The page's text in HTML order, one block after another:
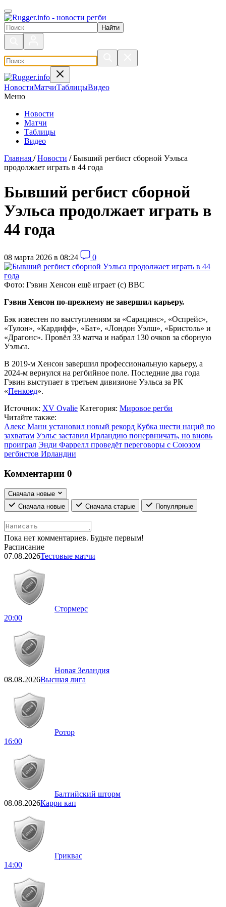
Поиск по сайту
НовостиМатчиТаблицыВидео
Меню
Новости
Матчи
Таблицы
Видео
Главная / Новости / Бывший регбист сборной Уэльса
продолжает играть в 44 года
Бывший регбист сборной
Уэльса продолжает играть в
44 года
08 марта 2026 в 08:24 0
Фото: Гэвин Хенсон ещё играет (c) BBC
Гэвин Хенсон по-прежнему не завершил карьеру.
Бэк известен по выступлениям за «Сарацинс», «Оспрейс»,
«Тулон», «Кардифф», «Бат», «Лондон Уэлш», «Бристоль» и
«Драгонс». Провёл 33 матча и набрал 130 очков за сборную
Уэльса.
В 2019-м Хенсон завершил профессиональную карьеру, а
2024-м вернулся на регбийное поле. Последние два года
Гэвин выступает в третьем дивизионе Уэльса за РК
«Пенкоед».
Источник: XV Ovalie Категория: Мировое регби
Читайте также:
Алекс Манн установил новый рекорд Кубка шести наций по
захватам Уэльс заставил Ирландию понервничать, но вновь
проиграл Энди Фаррелл проведёт переговоры с Союзом
регбистов Ирландии
Комментарии 0
Сначала новые
Сначала новые
Сначала старые Популярные
Пока нет комментариев. Будьте первым!
Расписание
07.08.2026Тестовые матчи
Стормерс
20:00
Новая Зеландия
08.08.2026Высшая лига
Ротор
16:00
Балтийский шторм
08.08.2026Карри кап
Гриквас
14:00